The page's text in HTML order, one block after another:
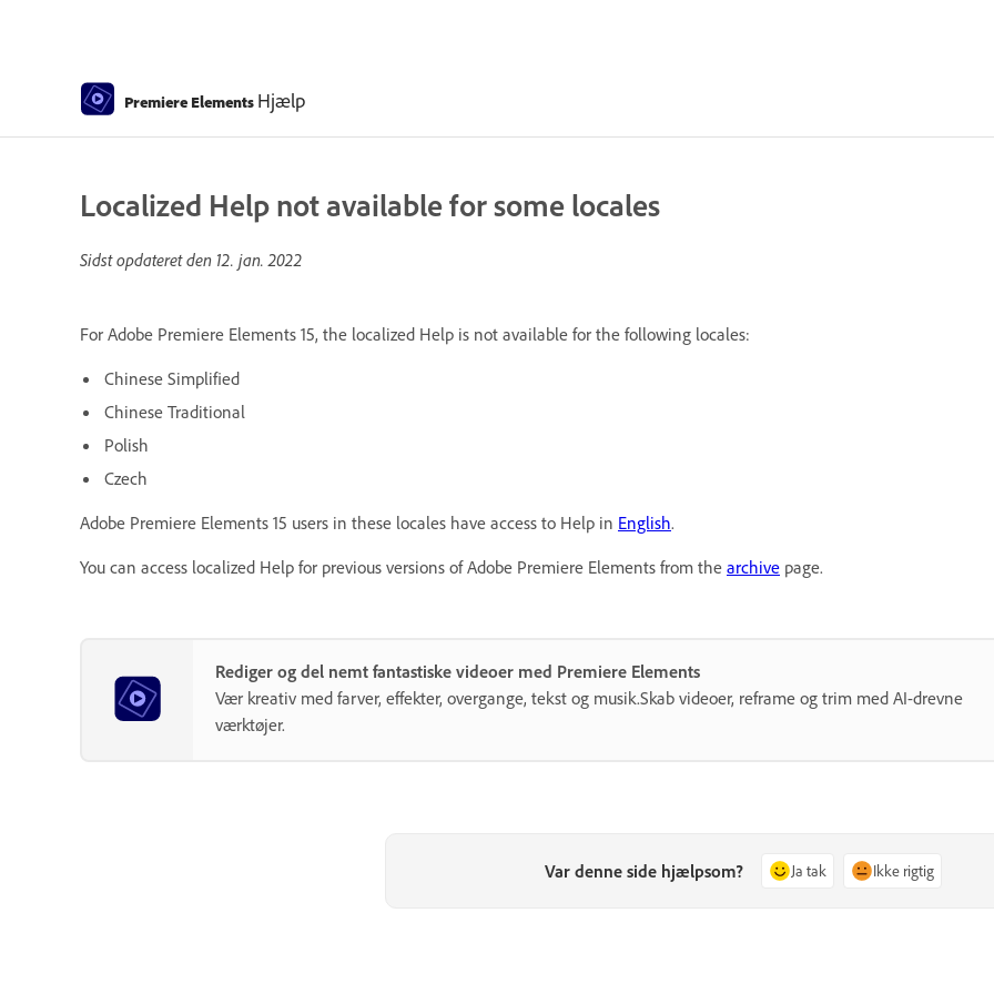
Premiere Elements Hjælp
Localized Help not available for some locales
Sidst opdateret den 12. jan. 2022
For Adobe Premiere Elements 15, the localized Help is not available for the following locales:
Chinese Simplified
Chinese Traditional
Polish
Czech
Adobe Premiere Elements 15 users in these locales have access to Help in English.
You can access localized Help for previous versions of Adobe Premiere Elements from the archive page.
Rediger og del nemt fantastiske videoer med Premiere Elements
Vær kreativ med farver, effekter, overgange, tekst og musik.Skab videoer, reframe og trim med AI-drevne
værktøjer.
Var denne side hjælpsom? Ja tak Ikke rigtig